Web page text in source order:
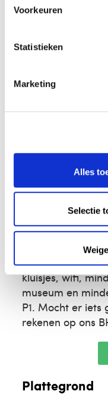
Voorkeuren
Statistieken
Marketing
Alles
Selectie
Museum
een rolstoel,
gebruikmaken
kluisjes, wifi,
museum en
P1. Mocht er iets
rekenen op ons
Plattegrond